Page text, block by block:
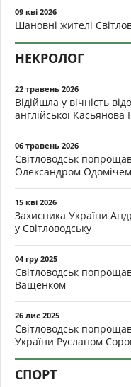
09 кві 2026
Шановні жителі
НЕКРОЛОГ
22 травень 2026
Відійшла у вічність
англійської
06 травень 2026
Світловодськ
Олександром Одомічем
15 кві 2026
Захисника України
у Світловодську
04 гру 2025
Світловодськ
Ващенком
26 лис 2025
Світловодськ
України Русланом
СПОРТ